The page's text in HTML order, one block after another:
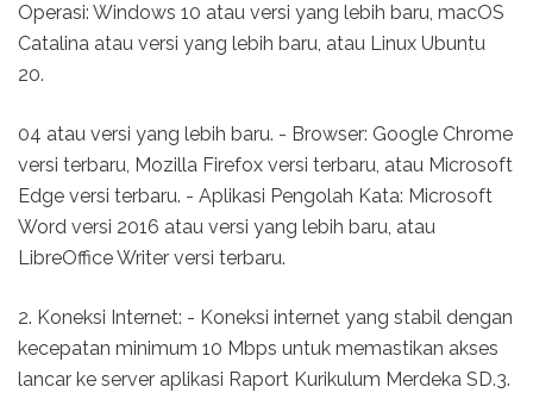
Operasi: Windows 10 atau versi yang lebih baru, macOS
Catalina atau versi yang lebih baru, atau Linux Ubuntu
20.
04 atau versi yang lebih baru. - Browser: Google Chrome
versi terbaru, Mozilla Firefox versi terbaru, atau Microsoft
Edge versi terbaru. - Aplikasi Pengolah Kata: Microsoft
Word versi 2016 atau versi yang lebih baru, atau
LibreOffice Writer versi terbaru.
2. Koneksi Internet: - Koneksi internet yang stabil dengan
kecepatan minimum 10 Mbps untuk memastikan akses
lancar ke server aplikasi Raport Kurikulum Merdeka SD.3.